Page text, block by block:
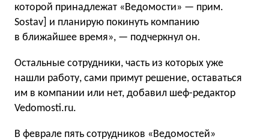
которой принадлежат «Ведомости» — прим.
Sostav] и планирую покинуть компанию
в ближайшее время», — подчеркнул он.
Остальные сотрудники, часть из которых уже
нашли работу, сами примут решение, оставаться
им в компании или нет, добавил шеф-редактор
Vedomosti.ru.
В феврале пять сотрудников «Ведомостей»